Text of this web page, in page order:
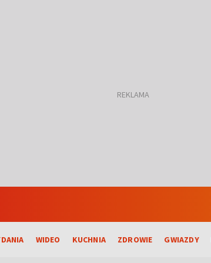
WIDEO KUCHNIA ZDROWIE GWIAZDY